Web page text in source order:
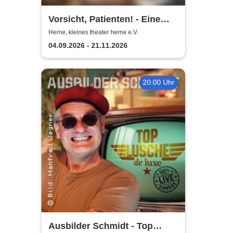
Vorsicht, Patienten! - Eine
Komödie von Stephan Urban
Herne, kleines theater herne e.V.
04.09.2026 - 21.11.2026
20:00 Uhr
Ausbilder Schmidt - Top